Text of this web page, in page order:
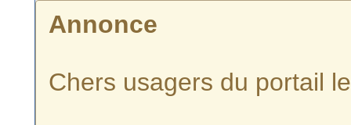
Annonce
Chers usagers du portail